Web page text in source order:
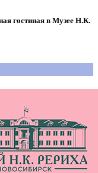
гостиная в Музее Н.К.